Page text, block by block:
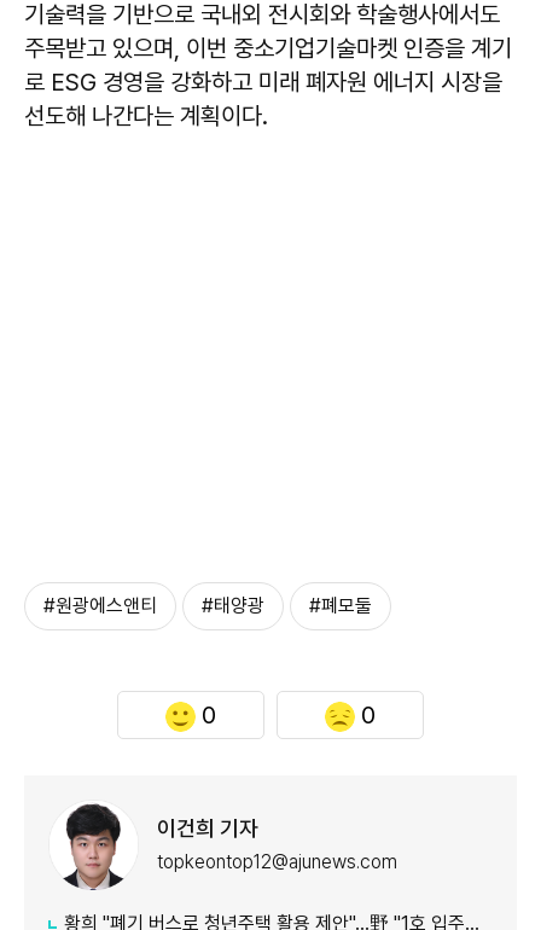
기술력을 기반으로 국내외 전시회와 학술행사에서도
주목받고 있으며, 이번 중소기업기술마켓 인증을 계기
로 ESG 경영을 강화하고 미래 폐자원 에너지 시장을
선도해 나간다는 계획이다.
#원광에스앤티 #태양광 #폐모둘
0 0
이건희 기자
topkeontop12@ajunews.com
황희 "폐기 버스로 청년주택 활용 제안"…野 "1호 입주하라"